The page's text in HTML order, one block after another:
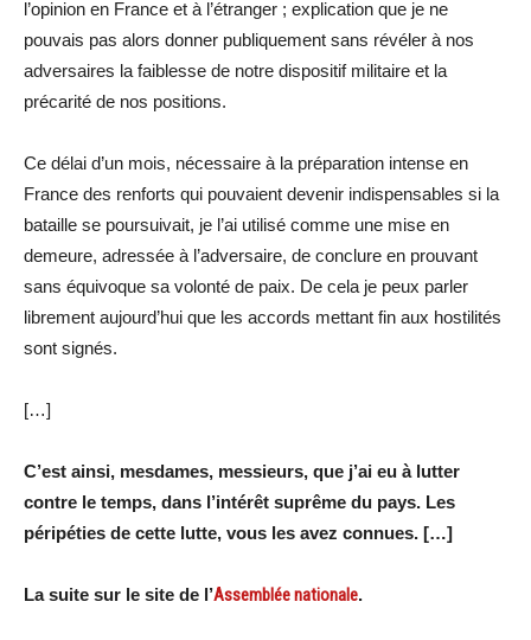
l’opinion en France et à l’étranger ; explication que je ne
pouvais pas alors donner publi­quement sans révéler à nos
adversaires la faiblesse de notre dispositif militaire et la
précarité de nos positions.
Ce délai d’un mois, nécessaire à la préparation intense en
France des renforts qui pouvaient devenir indispensables si la
bataille se poursuivait, je l’ai utilisé comme une mise en
demeure, adressée à l’adversaire, de conclure en prouvant
sans équivoque sa volonté de paix. De cela je peux parler
librement aujourd’hui que les accords mettant fin aux hostilités
sont signés.
[…]
C’est ainsi, mesdames, messieurs, que j’ai eu à lutter
contre le temps, dans l’intérêt suprême du pays. Les
péripéties de cette lutte, vous les avez connues. […]
La suite sur le site de l’Assemblée nationale.